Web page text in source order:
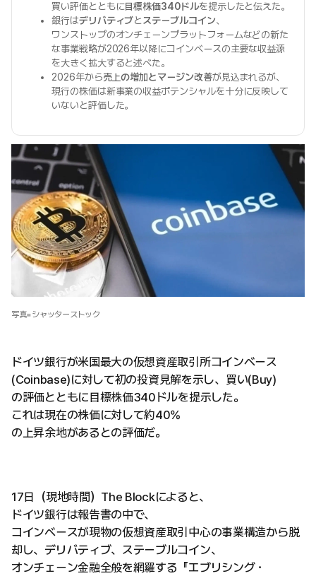
買い評価とともに目標株価340ドルを提示したと伝えた。
銀行はデリバティブとステーブルコイン、
ワンストップのオンチェーンプラットフォームなどの新た
な事業戦略が2026年以降にコインベースの主要な収益源
を大きく拡大すると述べた。
2026年から売上の増加とマージン改善が見込まれるが、
現行の株価は新事業の収益ポテンシャルを十分に反映して
いないと評価した。
写真=シャッターストック
ドイツ銀行が米国最大の仮想資産取引所コインベース
(Coinbase)に対して初の投資見解を示し、買い(Buy)
の評価とともに目標株価340ドルを提示した。
これは現在の株価に対して約40%
の上昇余地があるとの評価だ。
17日（現地時間）The Blockによると、
ドイツ銀行は報告書の中で、
コインベースが現物の仮想資産取引中心の事業構造から脱
却し、デリバティブ、ステーブルコイン、
オンチェーン金融全般を網羅する『エブリシング・